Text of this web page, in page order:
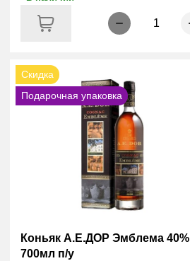
1
Скидка
Подарочная упаковка
Коньяк А.Е.ДОР Эмблема 40%
700мл п/у